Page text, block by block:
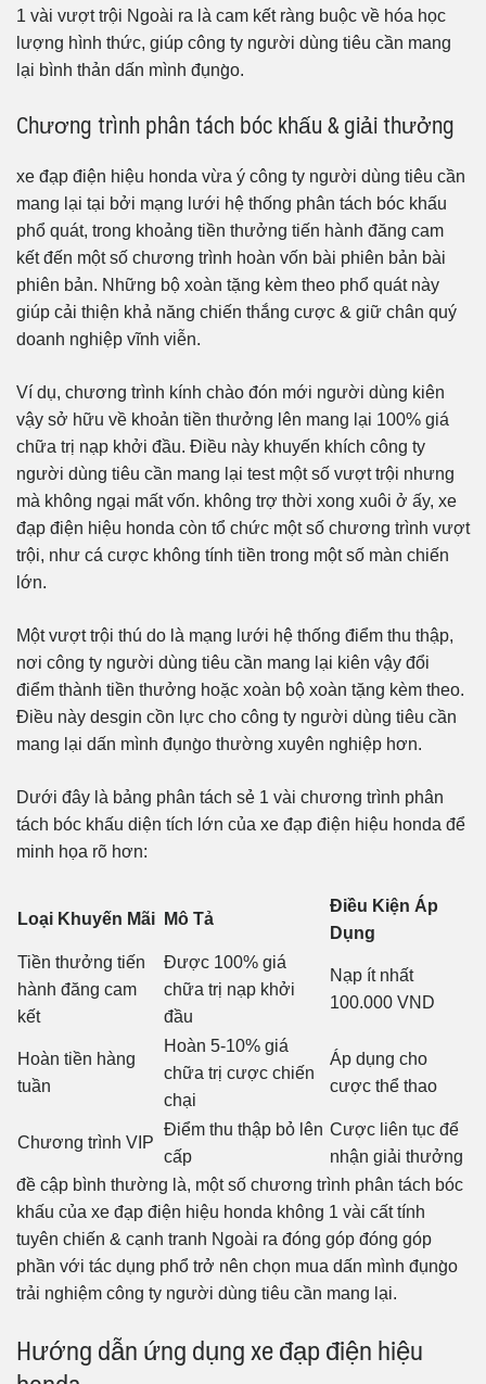
1 vài vượt trội Ngoài ra là cam kết ràng buộc về hóa học
lượng hình thức, giúp công ty người dùng tiêu cần mang
lại bình thản dấn mình đụng̀o.
Chương trình phân tách bóc khấu & giải thưởng
xe đạp điện hiệu honda vừa ý công ty người dùng tiêu cần
mang lại tại bởi mạng lưới hệ thống phân tách bóc khấu
phổ quát, trong khoảng tiền thưởng tiến hành đăng cam
kết đến một số chương trình hoàn vốn bài phiên bản bài
phiên bản. Những bộ xoàn tặng kèm theo phổ quát này
giúp cải thiện khả năng chiến thắng cược & giữ chân quý
doanh nghiệp vĩnh viễn.
Ví dụ, chương trình kính chào đón mới người dùng kiên
vậy sở hữu về khoản tiền thưởng lên mang lại 100% giá
chữa trị nạp khởi đầu. Điều này khuyến khích công ty
người dùng tiêu cần mang lại test một số vượt trội nhưng
mà không ngại mất vốn. không trợ thời xong xuôi ở ấy, xe
đạp điện hiệu honda còn tổ chức một số chương trình vượt
trội, như cá cược không tính tiền trong một số màn chiến
lớn.
Một vượt trội thú do là mạng lưới hệ thống điểm thu thập,
nơi công ty người dùng tiêu cần mang lại kiên vậy đổi
điểm thành tiền thưởng hoặc xoàn bộ xoàn tặng kèm theo.
Điều này desgin cồn lực cho công ty người dùng tiêu cần
mang lại dấn mình đụng̀o thường xuyên nghiệp hơn.
Dưới đây là bảng phân tách sẻ 1 vài chương trình phân
tách bóc khấu diện tích lớn của xe đạp điện hiệu honda để
minh họa rõ hơn:
Loại Khuyến Mãi Mô Tả
Điều Kiện Áp
Dụng
Tiền thưởng tiến
hành đăng cam
kết
Được 100% giá
chữa trị nạp khởi
đầu
Nạp ít nhất
100.000 VND
Hoàn tiền hàng
tuần
Hoàn 5-10% giá
chữa trị cược chiến
chại
Áp dụng cho
cược thể thao
Chương trình VIP
Điểm thu thập bỏ lên
cấp
Cược liên tục để
nhận giải thưởng
đề cập bình thường là, một số chương trình phân tách bóc
khấu của xe đạp điện hiệu honda không 1 vài cất tính
tuyên chiến & cạnh tranh Ngoài ra đóng góp đóng góp
phần với tác dụng phổ trở nên chọn mua dấn mình đụng̀o
trải nghiệm công ty người dùng tiêu cần mang lại.
Hướng dẫn ứng dụng xe đạp điện hiệu